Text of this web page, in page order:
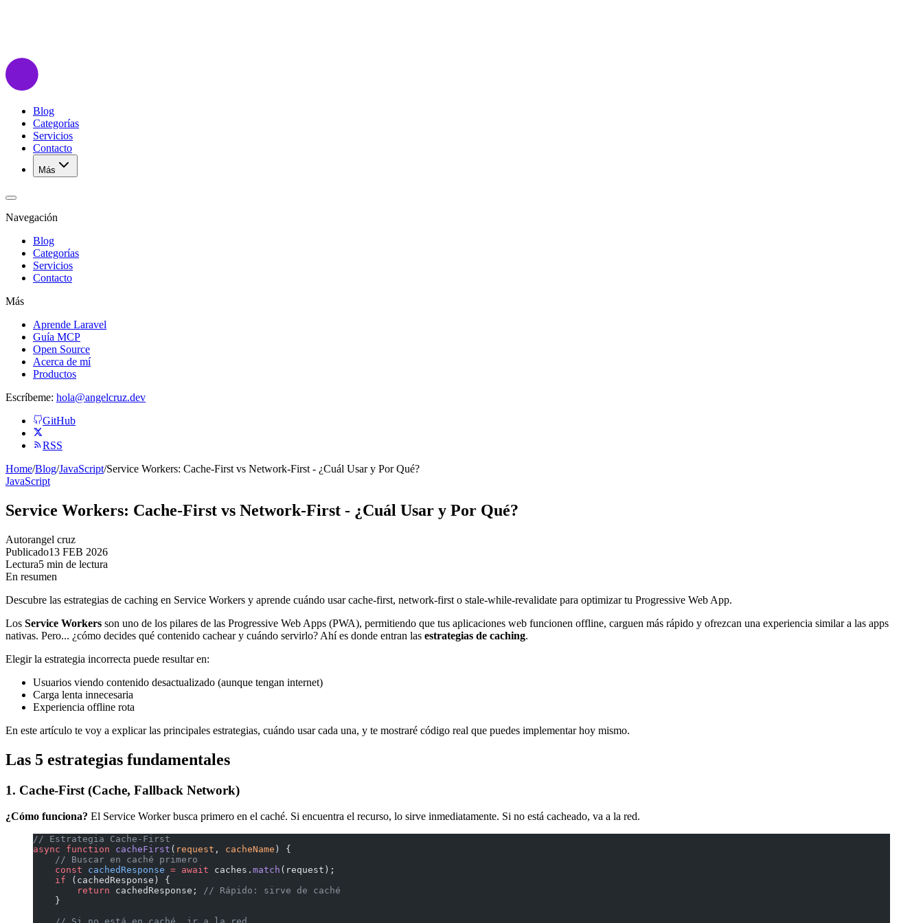
Blog
Categorías
Servicios
Contacto
Más
Navegación
Blog
Categorías
Servicios
Contacto
Más
Aprende Laravel
Guía MCP
Open Source
Acerca de mí
Productos
Escríbeme: hola@angelcruz.dev
GitHub
RSS
Home/Blog/JavaScript/Service Workers: Cache-First vs Network-First - ¿Cuál Usar y Por Qué?
JavaScript
Service Workers: Cache-First vs Network-First - ¿Cuál Usar y Por Qué?
Autorangel cruz
Publicado13 FEB 2026
Lectura5 min de lectura
En resumen
Descubre las estrategias de caching en Service Workers y aprende cuándo usar cache-first, network-first o stale-while-revalidate para optimizar tu Progressive Web App.
Los Service Workers son uno de los pilares de las Progressive Web Apps (PWA), permitiendo que tus aplicaciones web funcionen offline, carguen más rápido y ofrezcan una experiencia similar a las apps
nativas. Pero... ¿cómo decides qué contenido cachear y cuándo servirlo? Ahí es donde entran las estrategias de caching.
Elegir la estrategia incorrecta puede resultar en:
Usuarios viendo contenido desactualizado (aunque tengan internet)
Carga lenta innecesaria
Experiencia offline rota
En este artículo te voy a explicar las principales estrategias, cuándo usar cada una, y te mostraré código real que puedes implementar hoy mismo.
Las 5 estrategias fundamentales
1. Cache-First (Cache, Fallback Network)
¿Cómo funciona? El Service Worker busca primero en el caché. Si encuentra el recurso, lo sirve inmediatamente. Si no está cacheado, va a la red.
// Estrategia Cache-First
async function cacheFirst ( request , cacheName ) {
    // Buscar en caché primero
    const
cachedResponse = await caches. match (request);
    if
(cachedResponse) {
        return
cachedResponse; // Rápido: sirve de caché
    }